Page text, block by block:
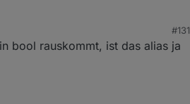
oder OPEN(1) aus, wenn ich das #131
bool rauskommt, ist das alias ja